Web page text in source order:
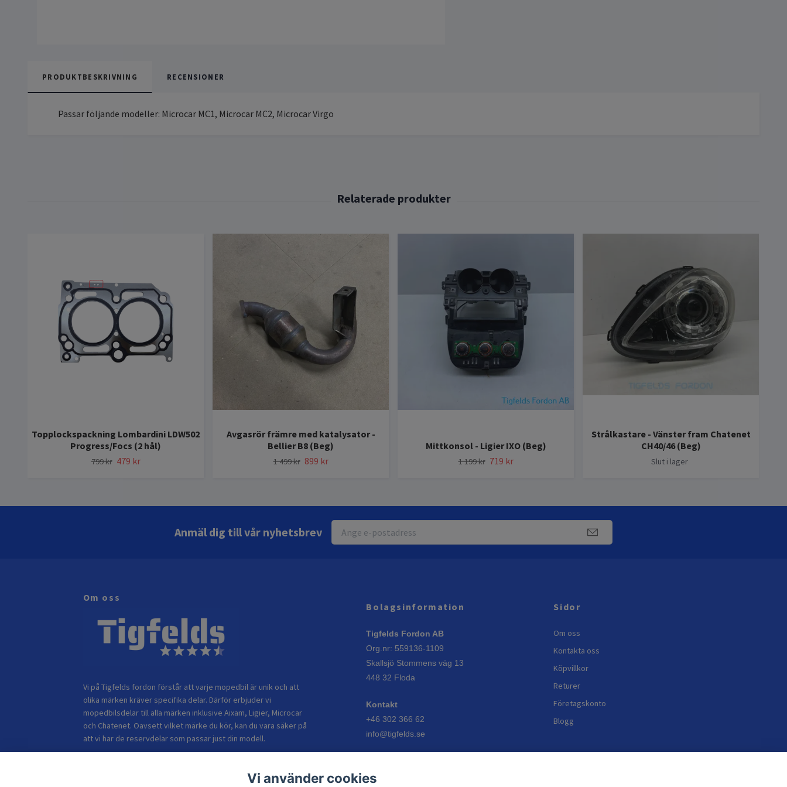
PRODUKTBESKRIVNING RECENSIONER
Passar följande modeller: Microcar MC1, Microcar MC2, Microcar Virgo
Topplockspackning Lombardini LDW502
Progress/Focs (2 hål)
799 kr 479 kr
Avgasrör främre med katalysator -
Bellier B8 (Beg)
1 499 kr 899 kr
Mittkonsol - Ligier IXO (Beg)
1 199 kr 719 kr
Strålkastare - Vänster fram Chatenet
CH40/46 (Beg)
Slut i lager
Anmäl dig till vår nyhetsbrev
Om oss
Vi på Tigfelds fordon förstår att varje mopedbil är unik och att
olika märken kräver specifika delar. Därför erbjuder vi
mopedbilsdelar till alla märken inklusive Aixam, Ligier, Microcar
och Chatenet. Oavsett vilket märke du kör, kan du vara säker på
att vi har de reservdelar som passar just din modell.
Bolagsinformation
Tigfelds Fordon AB
Org.nr: 559136-1109
Skallsjö Stommens väg 13
448 32 Floda
Kontakt
+46 302 366 62
info@tigfelds.se
Vardagar: 08:00–17:00
Sidor
Om oss
Kontakta oss
Köpvillkor
Returer
Företagskonto
Blogg
Vi använder cookies